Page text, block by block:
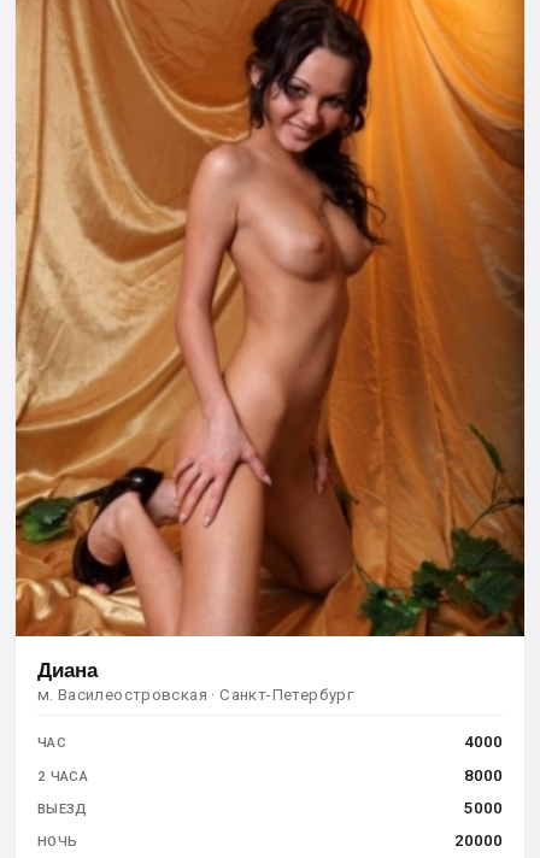
Диана
м. Василеостровская · Санкт-Петербург
ЧАС 4000
2 ЧАСА 8000
ВЫЕЗД 5000
НОЧЬ 20000